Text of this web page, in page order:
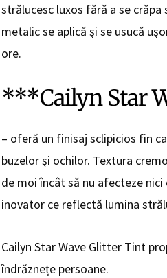
strălucesc luxos fără a se
metalic se aplică și se usucă
ore.
***Cailyn Star
– oferă un finisaj sclipicios fin
buzelor și ochilor. Textura
de moi încât să nu afecteze nici
inovator ce reflectă lumina
Cailyn Star Wave Glitter Tint
îndrăznețe persoane.